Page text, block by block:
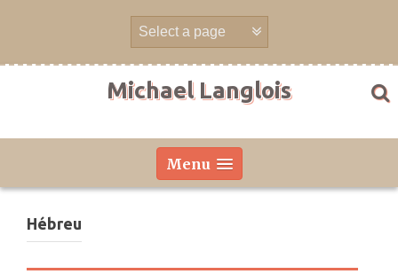
Michael Langlois
Menu
Hébreu